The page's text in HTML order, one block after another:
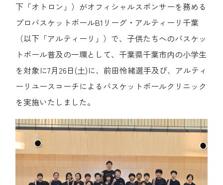
下「オトロン」）がオフィシャルスポンサーを務める
プロバスケットボールB1リーグ・アルティーリ千葉
（以下「アルティーリ」）で、子供たちへのバスケッ
トボール普及の一環として、千葉県千葉市内の小学生
を対象に7月26日(土)に、前田怜緒選手及び、アルティ
ーリユースコーチによるバスケットボールクリニック
を実施いたしました。